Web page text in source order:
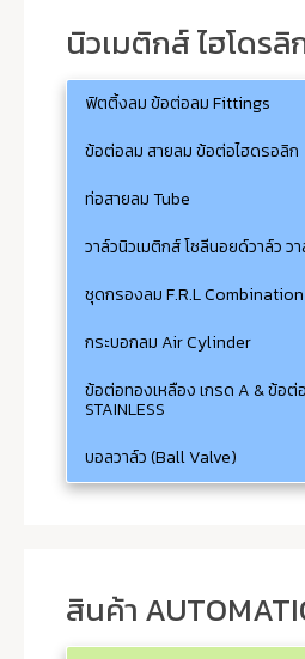
นิวเมติกส์ ไฮโดรลิ
ฟิตติ้งลม ข้อต่อลม Fittings
ข้อต่อลม สายลม ข้อต่อไฮดรอลิก
ท่อสายลม Tube
วาล์วนิวเมติกส์ โซลีนอยด์วาล์ว ว
ชุดกรองลม F.R.L Combination
กระบอกลม Air Cylinder
ข้อต่อทองเหลือง เกรด A & ข้อต่
STAINLESS
บอลวาล์ว (Ball Valve)
สินค้า